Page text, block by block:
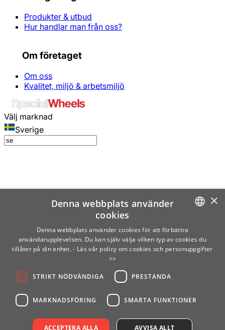
Produkter & utbud
Hur handlar man från oss?
Om företaget
Om oss
Kvalitet, miljö & arbetsmiljö
Välj marknad
Sverige
SWEDISH
×
Denna webbplats använder
cookies
Denna webbplats använder cookies för att förbättra
användarupplevelsen. Du kan själv välja vilken typ av cookies du
tillåter på din enhet. - Läs vår policy om cookies och personuppgifter
>>
STRIKT NÖDVÄNDIGA PRESTANDA
MARKNADSFÖRING SMARTA FUNKTIONER
ACCEPTERA ALLA AVVISA ALLT